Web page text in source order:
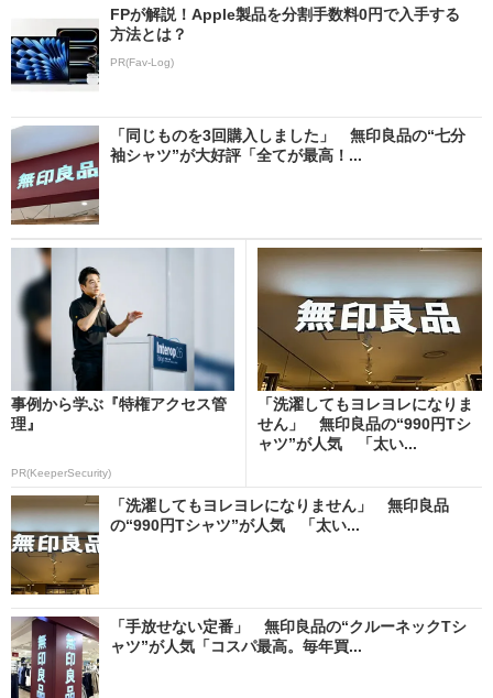
FPが解説！Apple製品を分割手数料0円で入手する
方法とは？
PR(Fav-Log)
「同じものを3回購入しました」 無印良品の“七分
袖シャツ”が大好評「全てが最高！...
事例から学ぶ『特権アクセス管
理』
PR(KeeperSecurity)
「洗濯してもヨレヨレになりま
せん」 無印良品の“990円Tシ
ャツ”が人気 「太い...
「洗濯してもヨレヨレになりません」 無印良品
の“990円Tシャツ”が人気 「太い...
「手放せない定番」 無印良品の“クルーネックTシ
ャツ”が人気「コスパ最高。毎年買...